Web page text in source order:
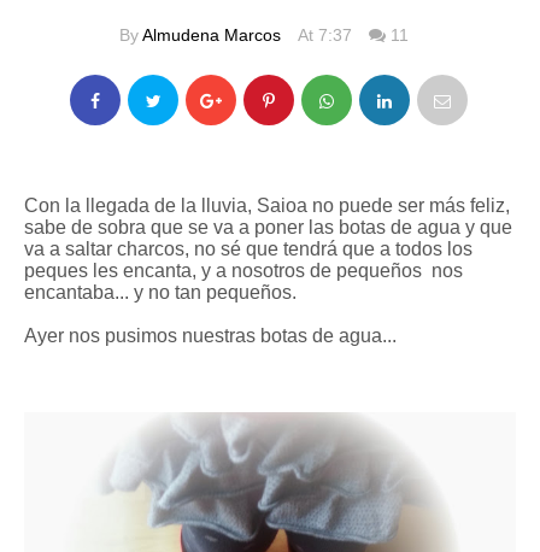
ByAlmudena Marcos At 7:37 11
Con la llegada de la lluvia, Saioa no puede ser más feliz,
sabe de sobra que se va a poner las botas de agua y que
va a saltar charcos, no sé que tendrá que a todos los
peques les encanta, y a nosotros de pequeños nos
encantaba... y no tan pequeños.
Ayer nos pusimos nuestras botas de agua...